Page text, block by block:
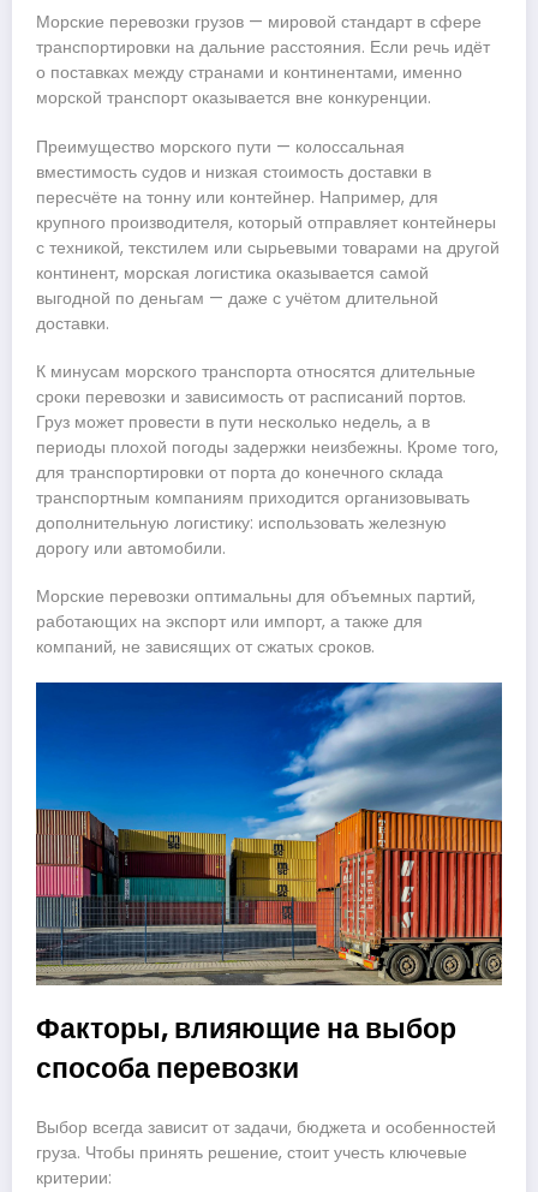
Морские перевозки грузов — мировой стандарт в сфере
транспортировки на дальние расстояния. Если речь идёт
о поставках между странами и континентами, именно
морской транспорт оказывается вне конкуренции.
Преимущество морского пути — колоссальная
вместимость судов и низкая стоимость доставки в
пересчёте на тонну или контейнер. Например, для
крупного производителя, который отправляет контейнеры
с техникой, текстилем или сырьевыми товарами на другой
континент, морская логистика оказывается самой
выгодной по деньгам — даже с учётом длительной
доставки.
К минусам морского транспорта относятся длительные
сроки перевозки и зависимость от расписаний портов.
Груз может провести в пути несколько недель, а в
периоды плохой погоды задержки неизбежны. Кроме того,
для транспортировки от порта до конечного склада
транспортным компаниям приходится организовывать
дополнительную логистику: использовать железную
дорогу или автомобили.
Морские перевозки оптимальны для объемных партий,
работающих на экспорт или импорт, а также для
компаний, не зависящих от сжатых сроков.
Факторы, влияющие на выбор
способа перевозки
Выбор всегда зависит от задачи, бюджета и особенностей
груза. Чтобы принять решение, стоит учесть ключевые
критерии: